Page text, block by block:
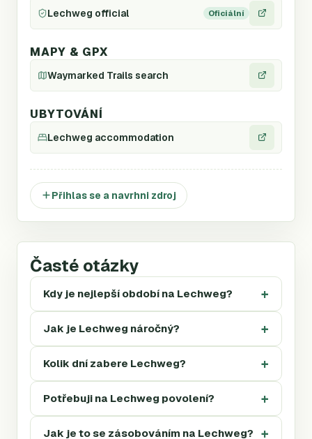
Lechweg official Oficiální
MAPY & GPX
Waymarked Trails search
UBYTOVÁNÍ
Lechweg accommodation
Přihlas se a navrhni zdroj
Časté otázky
Kdy je nejlepší období na Lechweg?
Jak je Lechweg náročný?
Kolik dní zabere Lechweg?
Potřebuji na Lechweg povolení?
Jak je to se zásobováním na Lechweg?